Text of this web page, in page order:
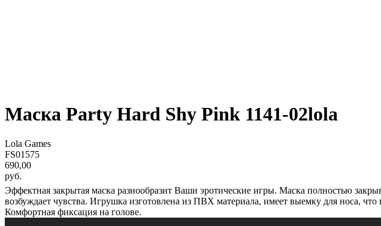
Маска Party Hard Shy Pink 1141-02lola
Lola Games
FS01575
690,00
руб.
Эффектная закрытая маска разнообразит Ваши эротические игры. Маска полностью
возбуждает чувства. Игрушка изготовлена из ПВХ материала, имеет выемку для носа,
Комфортная фиксация на голове.